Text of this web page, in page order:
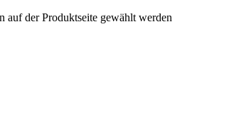
auf der Produktseite gewählt werden